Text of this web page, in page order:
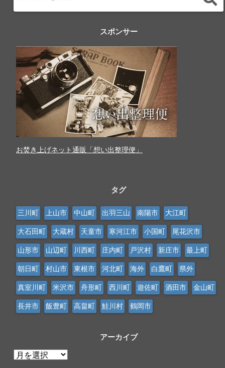
スポンサー
お焚き上げネット通販「想い出整理便」
タグ
三川町 上山市 中山町 出羽三山 南陽市 大江町
大石田町 大蔵村 天童市 寒河江市 小国町 尾花沢市
山形市 山辺町 川西町 庄内町 戸沢村 新庄市 最上町
朝日町 村山市 東根市 河北町 海外 白鷹町 県外
真室川町 米沢市 舟形町 西川町 遊佐町 酒田市 金山町
長井市 飯豊町 高畠町 鮭川村 鶴岡市
アーカイブ
ア